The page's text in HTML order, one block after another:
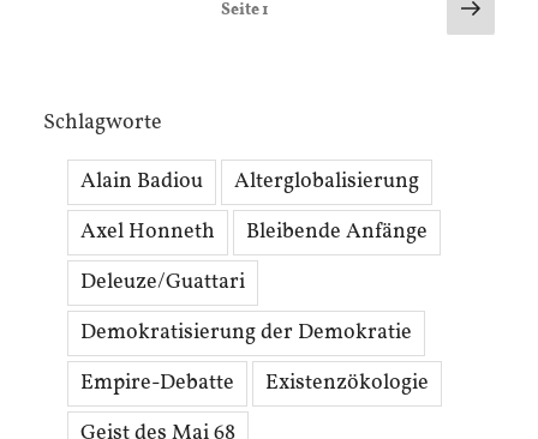
Seite1
Seite
Schlagworte
Alain Badiou
Alterglobalisierung
Axel Honneth
Bleibende Anfänge
Deleuze/Guattari
Demokratisierung der Demokratie
Empire-Debatte
Existenzökologie